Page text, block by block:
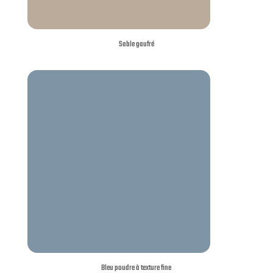
Sable gaufré
Bleu poudre à texture fine